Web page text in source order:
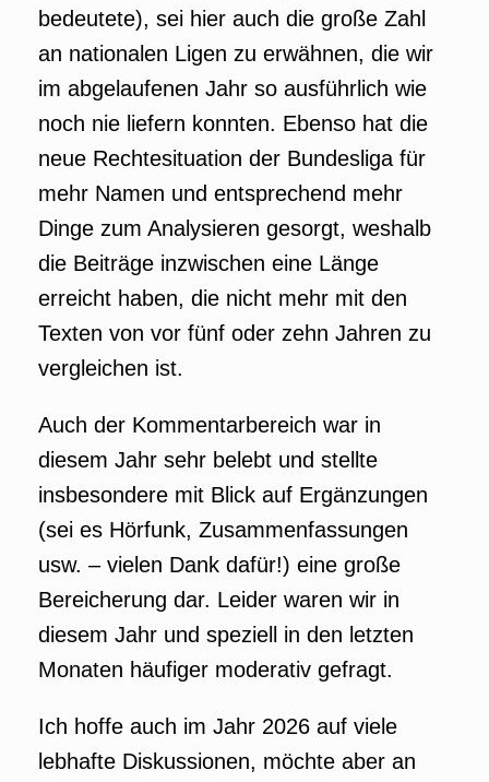
bedeutete), sei hier auch die große Zahl
an nationalen Ligen zu erwähnen, die wir
im abgelaufenen Jahr so ausführlich wie
noch nie liefern konnten. Ebenso hat die
neue Rechtesituation der Bundesliga für
mehr Namen und entsprechend mehr
Dinge zum Analysieren gesorgt, weshalb
die Beiträge inzwischen eine Länge
erreicht haben, die nicht mehr mit den
Texten von vor fünf oder zehn Jahren zu
vergleichen ist.
Auch der Kommentarbereich war in
diesem Jahr sehr belebt und stellte
insbesondere mit Blick auf Ergänzungen
(sei es Hörfunk, Zusammenfassungen
usw. – vielen Dank dafür!) eine große
Bereicherung dar. Leider waren wir in
diesem Jahr und speziell in den letzten
Monaten häufiger moderativ gefragt.
Ich hoffe auch im Jahr 2026 auf viele
lebhafte Diskussionen, möchte aber an